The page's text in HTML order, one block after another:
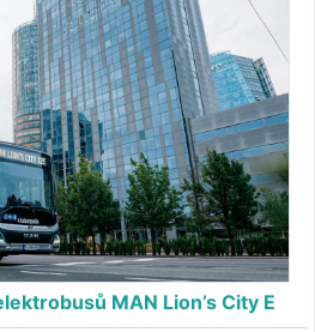
MAN Lion’s City E